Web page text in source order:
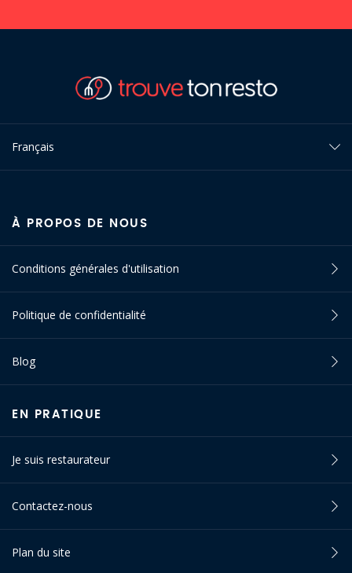
Français
À PROPOS DE NOUS
Conditions générales d'utilisation
Politique de confidentialité
Blog
EN PRATIQUE
Je suis restaurateur
Contactez-nous
Plan du site